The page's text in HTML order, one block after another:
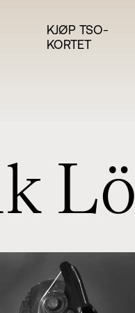
KJØP TSO-
KORTET
k Lö